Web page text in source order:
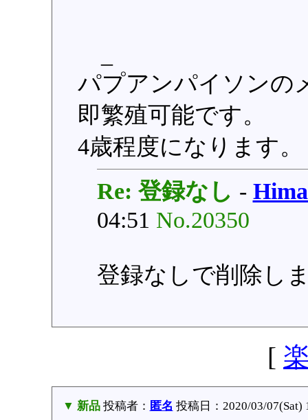
パプアンパイソンの
即繁殖可能です。
4歳程度になります。
Re: 登録なし -
04:51 No.20350
登録なしで削除し
[
▼ 新品投稿者： 匿名 投稿日：2020/03/07(Sat)